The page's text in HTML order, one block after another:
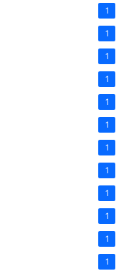
1
1
1
1
1
1
1
1
1
1
1
1